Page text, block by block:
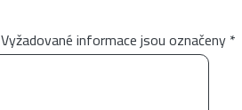
Vyžadované informace jsou označeny*